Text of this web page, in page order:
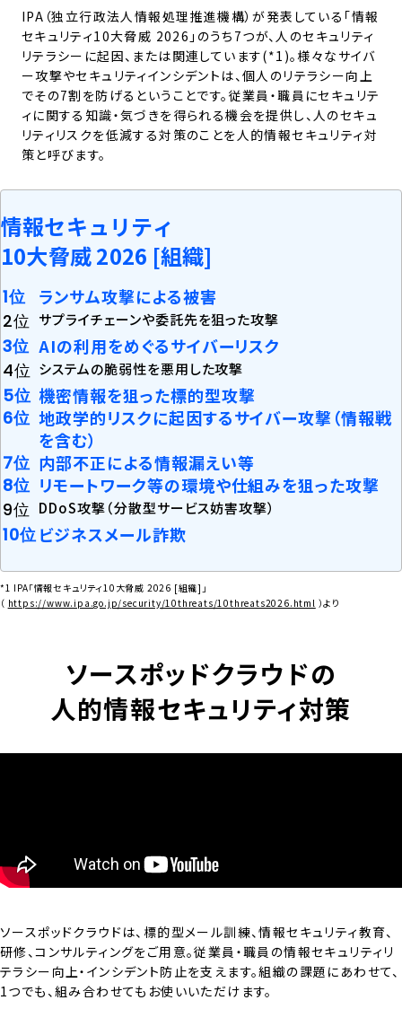
IPA（独立行政法人情報処理推進機構）が発表している「情報
セキュリティ10大脅威 2026」のうち7つが、人のセキュリティ
リテラシーに起因、または関連しています(*1)。様々なサイバ
ー攻撃やセキュリティインシデントは、個人のリテラシー向上
でその7割を防げるということです。従業員・職員にセキュリテ
ィに関する知識・気づきを得られる機会を提供し、人のセキュ
リティリスクを低減する対策のことを人的情報セキュリティ対
策と呼びます。
情報セキュリティ
10大脅威 2026 [組織]
ランサム攻撃による被害
サプライチェーンや委託先を狙った攻撃
AIの利用をめぐるサイバーリスク
システムの脆弱性を悪用した攻撃
機密情報を狙った標的型攻撃
地政学的リスクに起因するサイバー攻撃（情報戦
を含む）
内部不正による情報漏えい等
リモートワーク等の環境や仕組みを狙った攻撃
DDoS攻撃（分散型サービス妨害攻撃）
ビジネスメール詐欺
*1 IPA「情報セキュリティ10大脅威 2026 [組織]」
（ https://www.ipa.go.jp/security/10threats/10threats2026.html ）より
ソースポッドクラウドの
人的情報セキュリティ対策
ソースポッドクラウドは、標的型メール訓練、情報セキュリティ教育、
研修、コンサルティングをご用意。従業員・職員の情報セキュリティリ
テラシー向上・インシデント防止を支えます。組織の課題にあわせて、
1つでも、組み合わせてもお使いいただけます。